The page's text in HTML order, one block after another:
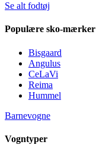
Se alt fodtøj
Populære sko-mærker
Bisgaard
Angulus
CeLaVi
Reima
Hummel
Barnevogne
Vogntyper